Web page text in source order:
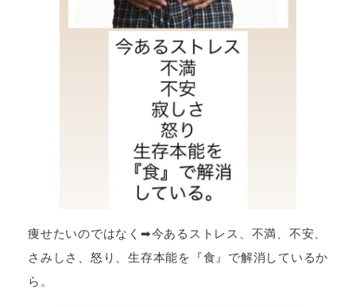
痩せたいのではなく➡今あるストレス、不満、不安、
さみしさ、怒り、生存本能を『食』で解消しているか
ら。